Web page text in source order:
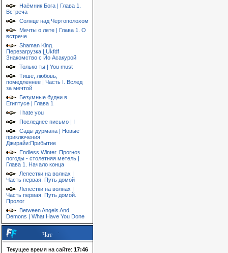
Наёмник Бога | Глава 1.
Встреча
Солнце над Чертополохом
Мечты о лете | Глава 1. О
встрече
Shaman King.
Перезагрузка | Ukfdf
Знакомство с Йо Асакурой
Только ты | You must
Тише, любовь,
помедленнее | Часть I. Вслед
за мечтой
Безумные будни в
Египтусе | Глава 1
I hate you
Последнее письмо | I
Сады дурмана | Новые
приключения
Джирайи:Прибытие
Endless Winter. Прогноз
погоды - столетняя метель |
Глава 1. Начало конца
Лепестки на волнах |
Часть первая. Путь домой
Лепестки на волнах |
Часть первая. Путь домой.
Пролог
Between Angels And
Demons | What Have You Done
Чат
Текущее время на сайте: 17:46